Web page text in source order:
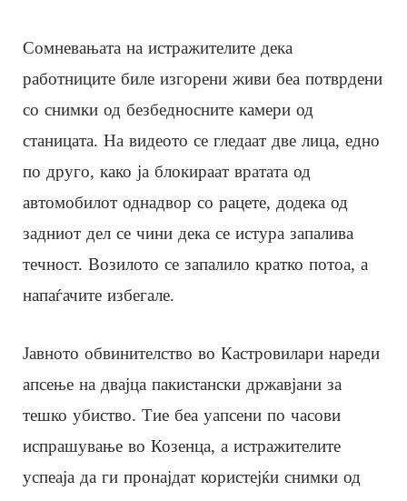
Сомневањата на истражителите дека
работниците биле изгорени живи беа потврдени
со снимки од безбедносните камери од
станицата. На видеото се гледаат две лица, едно
по друго, како ја блокираат вратата од
автомобилот однадвор со рацете, додека од
задниот дел се чини дека се истура запалива
течност. Возилото се запалило кратко потоа, а
напаѓачите избегале.
Јавното обвинителство во Кастровилари нареди
апсење на двајца пакистански државјани за
тешко убиство. Тие беа уапсени по часови
испрашување во Козенца, а истражителите
успеаја да ги пронајдат користејќи снимки од